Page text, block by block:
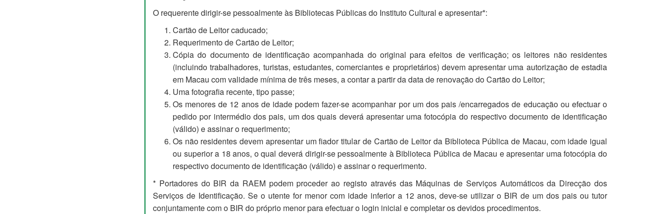
O requerente dirigir-se pessoalmente às Bibliotecas Públicas do Instituto Cultural e apresentar*:
Cartão de Leitor caducado;
Requerimento de Cartão de Leitor;
Cópia do documento de identificação acompanhada do original para efeitos de verificação; os leitores não residentes
(incluindo trabalhadores, turistas, estudantes, comerciantes e proprietários) devem apresentar uma autorização de estadia
em Macau com validade mínima de três meses, a contar a partir da data de renovação do Cartão do Leitor;
Uma fotografia recente, tipo passe;
Os menores de 12 anos de idade podem fazer-se acompanhar por um dos pais /encarregados de educação ou efectuar o
pedido por intermédio dos pais, um dos quais deverá apresentar uma fotocópia do respectivo documento de identificação
(válido) e assinar o requerimento;
Os não residentes devem apresentar um fiador titular de Cartão de Leitor da Biblioteca Pública de Macau, com idade igual
ou superior a 18 anos, o qual deverá dirigir-se pessoalmente à Biblioteca Pública de Macau e apresentar uma fotocópia do
respectivo documento de identificação (válido) e assinar o requerimento.
* Portadores do BIR da RAEM podem proceder ao registo através das Máquinas de Serviços Automáticos da Direcção dos
Serviços de Identificação. Se o utente for menor com idade inferior a 12 anos, deve-se utilizar o BIR de um dos pais ou tutor
conjuntamente com o BIR do próprio menor para efectuar o login inicial e completar os devidos procedimentos.